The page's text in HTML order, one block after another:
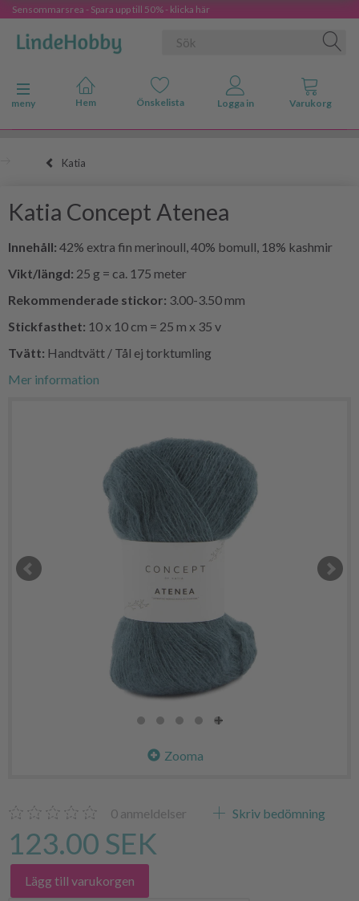
Sensommarsrea - Spara upp till 50% - klicka här
Ändra navigering
meny
Katia
Katia Concept Atenea
Innehåll: 42% extra fin merinoull, 40% bomull, 18% kashmir
Vikt/längd: 25 g = ca. 175 meter
Rekommenderade stickor: 3.00-3.50 mm
Stickfasthet: 10 x 10 cm = 25 m x 35 v
Tvätt: Handtvätt / Tål ej torktumling
Mer information
Zooma
0 anmeldelser Skriv bedömning
123.00 SEK
Lägg till varukorgen